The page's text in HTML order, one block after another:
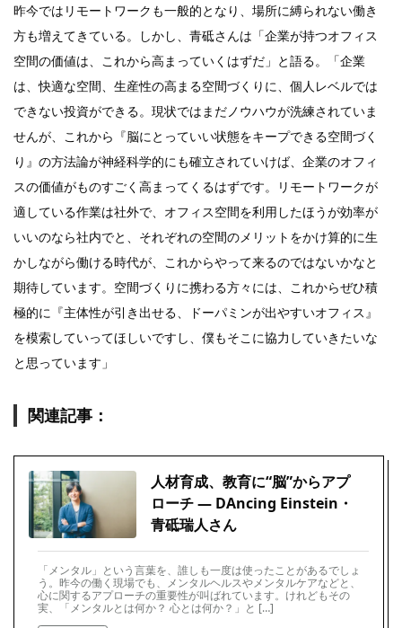
昨今ではリモートワークも一般的となり、場所に縛られない働き
方も増えてきている。しかし、青砥さんは「企業が持つオフィス
空間の価値は、これから高まっていくはずだ」と語る。「企業
は、快適な空間、生産性の高まる空間づくりに、個人レベルでは
できない投資ができる。現状ではまだノウハウが洗練されていま
せんが、これから『脳にとっていい状態をキープできる空間づく
り』の方法論が神経科学的にも確立されていけば、企業のオフィ
スの価値がものすごく高まってくるはずです。リモートワークが
適している作業は社外で、オフィス空間を利用したほうが効率が
いいのなら社内でと、それぞれの空間のメリットをかけ算的に生
かしながら働ける時代が、これからやって来るのではないかなと
期待しています。空間づくりに携わる方々には、これからぜひ積
極的に『主体性が引き出せる、ドーパミンが出やすいオフィス』
を模索していってほしいですし、僕もそこに協力していきたいな
と思っています」
関連記事：
人材育成、教育に“脳”からアプ
ローチ ― DAncing Einstein・
青砥瑞人さん
「メンタル」という言葉を、誰しも一度は使ったことがあるでしょ
う。昨今の働く現場でも、メンタルヘルスやメンタルケアなどと、
心に関するアプローチの重要性が叫ばれています。けれどもその
実、「メンタルとは何か？ 心とは何か？」と […]